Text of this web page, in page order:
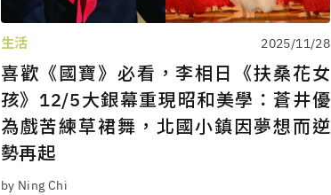
生活 2025/11/28
喜歡《國寶》必看，李相日《扶桑花女
孩》12/5大銀幕重現昭和美學：蒼井優
為戲苦練草裙舞，北國小鎮因夢想而逆
勢再起
by Ning Chi